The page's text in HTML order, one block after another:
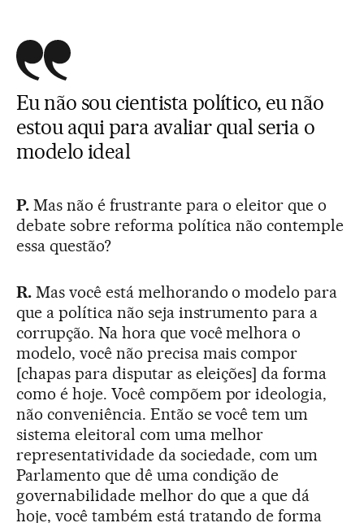
Eu não sou cientista político, eu não
estou aqui para avaliar qual seria o
modelo ideal
P.Mas não é frustrante para o eleitor que o
debate sobre reforma política não contemple
essa questão?
R.Mas você está melhorando o modelo para
que a política não seja instrumento para a
corrupção. Na hora que você melhora o
modelo, você não precisa mais compor
[chapas para disputar as eleições] da forma
como é hoje. Você compõem por ideologia,
não conveniência. Então se você tem um
sistema eleitoral com uma melhor
representatividade da sociedade, com um
Parlamento que dê uma condição de
governabilidade melhor do que a que dá
hoje, você também está tratando de forma